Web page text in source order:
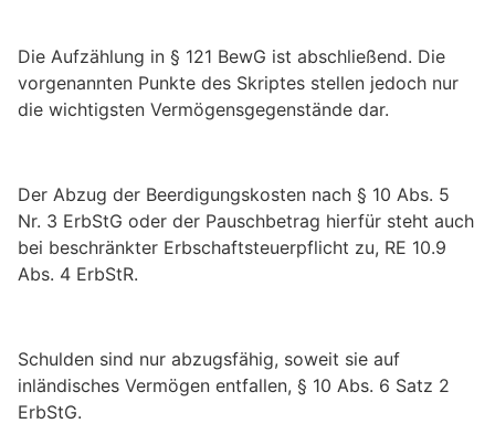
Die Aufzählung in § 121 BewG ist abschließend. Die
vorgenannten Punkte des Skriptes stellen jedoch nur
die wichtigsten Vermögensgegenstände dar.
Der Abzug der Beerdigungskosten nach § 10 Abs. 5
Nr. 3 ErbStG oder der Pauschbetrag hierfür steht auch
bei beschränkter Erbschaftsteuerpflicht zu, RE 10.9
Abs. 4 ErbStR.
Schulden sind nur abzugsfähig, soweit sie auf
inländisches Vermögen entfallen, § 10 Abs. 6 Satz 2
ErbStG.